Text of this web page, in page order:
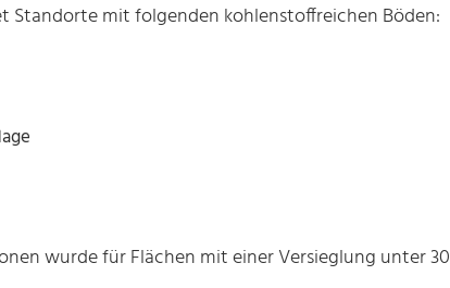
Standorte mit folgenden kohlenstoffreichen Böden:
wurde für Flächen mit einer Versieglung unter